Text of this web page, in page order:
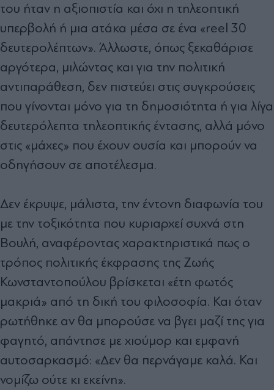
του ήταν η αξιοπιστία και όχι η τηλεοπτική
υπερβολή ή μια ατάκα μέσα σε ένα «reel 30
δευτερολέπτων». Άλλωστε, όπως ξεκαθάρισε
αργότερα, μιλώντας και για την πολιτική
αντιπαράθεση, δεν πιστεύει στις συγκρούσεις
που γίνονται μόνο για τη δημοσιότητα ή για λίγα
δευτερόλεπτα τηλεοπτικής έντασης, αλλά μόνο
στις «μάχες» που έχουν ουσία και μπορούν να
οδηγήσουν σε αποτέλεσμα.
Δεν έκρυψε, μάλιστα, την έντονη διαφωνία του
με την τοξικότητα που κυριαρχεί συχνά στη
Βουλή, αναφέροντας χαρακτηριστικά πως ο
τρόπος πολιτικής έκφρασης της Ζωής
Κωνσταντοπούλου βρίσκεται «έτη φωτός
μακριά» από τη δική του φιλοσοφία. Και όταν
ρωτήθηκε αν θα μπορούσε να βγει μαζί της για
φαγητό, απάντησε με χιούμορ και εμφανή
αυτοσαρκασμό: «Δεν θα περνάγαμε καλά. Και
νομίζω ούτε κι εκείνη».